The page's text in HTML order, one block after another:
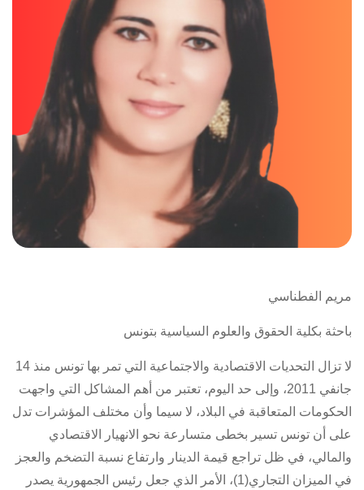
مريم الفطناسي
باحثة بكلية الحقوق والعلوم السياسية بتونس
لا تزال التحديات الاقتصادية والاجتماعية التي تمر بها تونس منذ 14
جانفي 2011، وإلى حد اليوم، تعتبر من أهم المشاكل التي واجهت
الحكومات المتعاقبة في البلاد، لا سيما وأن مختلف المؤشرات تدل
على أن تونس تسير بخطى متسارعة نحو الانهيار الاقتصادي
والمالي، في ظل تراجع قيمة الدينار وارتفاع نسبة التضخم والعجز
في الميزان التجاري(1)، الأمر الذي جعل رئيس الجمهورية يصدر